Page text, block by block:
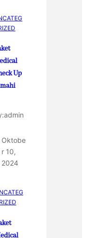
Up
admin
Oktobe
r 10,
2024